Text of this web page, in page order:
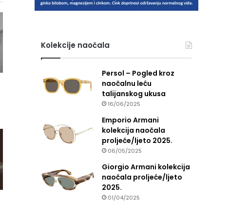
Kolekcije naočala
Persol – Pogled kroz
naočalnu leću
talijanskog ukusa
16/06/2025
Emporio Armani
kolekcija naočala
proljeće/ljeto 2025.
06/05/2025
Giorgio Armani kolekcija
naočala proljeće/ljeto
2025.
01/04/2025